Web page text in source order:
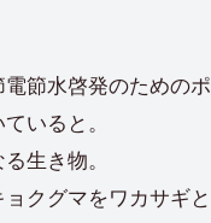
節水啓発のための
いると。
生き物。
クグマをワカサギ